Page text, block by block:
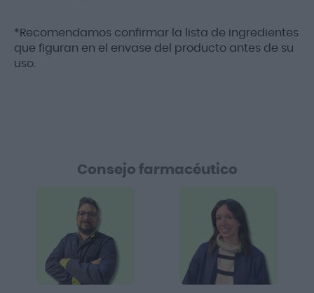
*Recomendamos confirmar la lista de ingredientes
que figuran en el envase del producto antes de su
uso.
Consejo farmacéutico